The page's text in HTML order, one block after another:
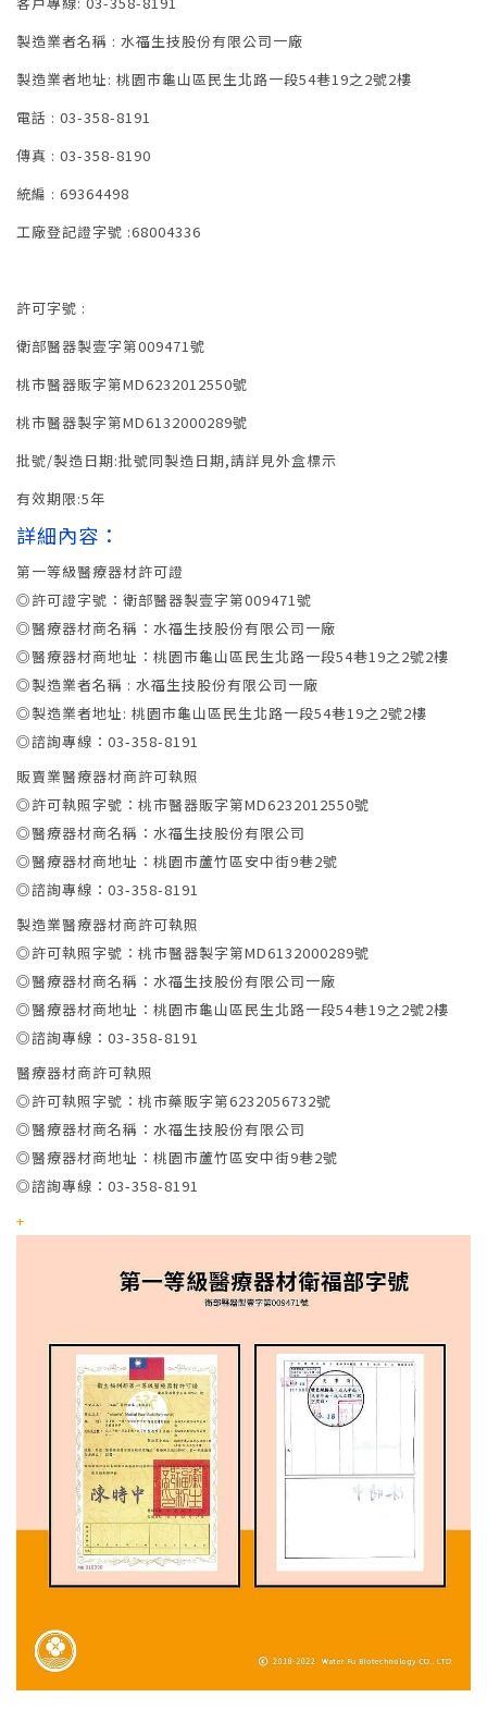
製造業者名稱 : 水福生技股份有限公司一廠
製造業者地址: 桃園市龜山區民生北路一段54巷19之2號2樓
電話 : 03-358-8191
傳真 : 03-358-8190
統編 : 69364498
工廠登記證字號 :68004336
許可字號 :
衛部醫器製壹字第009471號
桃市醫器販字第MD6232012550號
桃市醫器製字第MD6132000289號
批號/製造日期:批號同製造日期,請詳見外盒標示
有效期限:5年
詳細內容：
第一等級醫療器材許可證
◎許可證字號：衛部醫器製壹字第009471號
◎醫療器材商名稱：水福生技股份有限公司一廠
◎醫療器材商地址：桃園市龜山區民生北路一段54巷19之2號2樓
◎製造業者名稱 : 水福生技股份有限公司一廠
◎製造業者地址: 桃園市龜山區民生北路一段54巷19之2號2樓
◎諮詢專線：03-358-8191
販賣業醫療器材商許可執照
◎許可執照字號：桃市醫器販字第MD6232012550號
◎醫療器材商名稱：水福生技股份有限公司
◎醫療器材商地址：桃園市蘆竹區安中街9巷2號
◎諮詢專線：03-358-8191
製造業醫療器材商許可執照
◎許可執照字號：桃市醫器製字第MD6132000289號
◎醫療器材商名稱：水福生技股份有限公司一廠
◎醫療器材商地址：桃園市龜山區民生北路一段54巷19之2號2樓
◎諮詢專線：03-358-8191
醫療器材商許可執照
◎許可執照字號：桃市藥販字第6232056732號
◎醫療器材商名稱：水福生技股份有限公司
◎醫療器材商地址：桃園市蘆竹區安中街9巷2號
◎諮詢專線：03-358-8191
+